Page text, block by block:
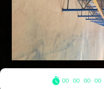
00
00
00
00